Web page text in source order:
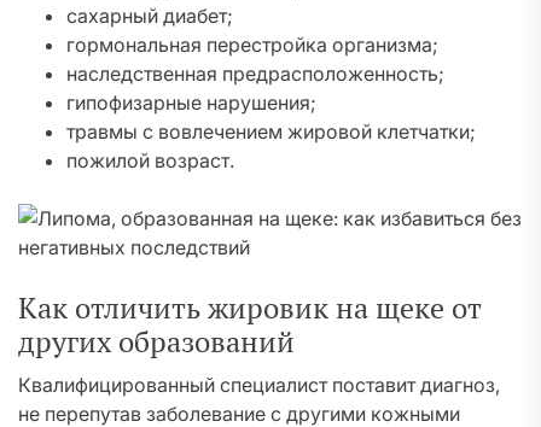
сахарный диабет;
гормональная перестройка организма;
наследственная предрасположенность;
гипофизарные нарушения;
травмы с вовлечением жировой клетчатки;
пожилой возраст.
Как отличить жировик на щеке от
других образований
Квалифицированный специалист поставит диагноз,
не перепутав заболевание с другими кожными